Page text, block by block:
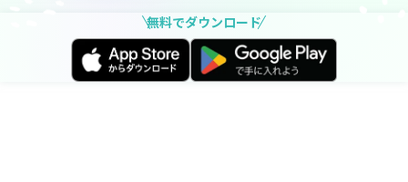
無料でダウンロード